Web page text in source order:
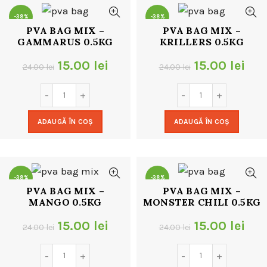
-38%
PVA BAG MIX –
GAMMARUS 0.5KG
24.00lei Prețul
inițial
a
fost:
15.00 lei
ADAUGĂ ÎN COȘ
-38%
PVA BAG MIX –
KRILLERS 0.5KG
24.00lei Prețul
inițial
a
fost:
15.00 lei
ADAUGĂ ÎN COȘ
-38%
PVA BAG MIX –
MANGO 0.5KG
24.00lei Prețul
inițial
15.00 lei
-38%
PVA BAG MIX –
MONSTER CHILI 0.5KG
24.00lei Prețul
inițial
15.00 lei